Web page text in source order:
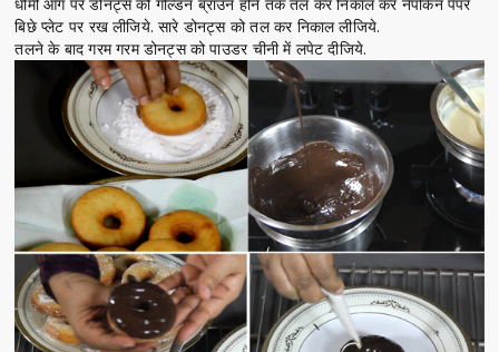
बिछे प्लेट पर रख लीजिये. सारे डोनट्स को तल कर निकाल लीजिये.
तलने के बाद गरम गरम डोनट्स को पाउडर चीनी में लपेट दीजिये.